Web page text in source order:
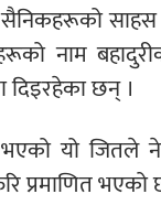
सैनिकहरूको
नाम
दिइरहेका छन् ।
यो जितले
प्रमाणित भएको